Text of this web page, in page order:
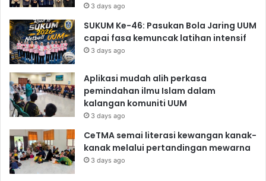
3 days ago
SUKUM Ke-46: Pasukan Bola Jaring UUM
capai fasa kemuncak latihan intensif
3 days ago
Aplikasi mudah alih perkasa
pemindahan ilmu Islam dalam
kalangan komuniti UUM
3 days ago
CeTMA semai literasi kewangan kanak-
kanak melalui pertandingan mewarna
3 days ago